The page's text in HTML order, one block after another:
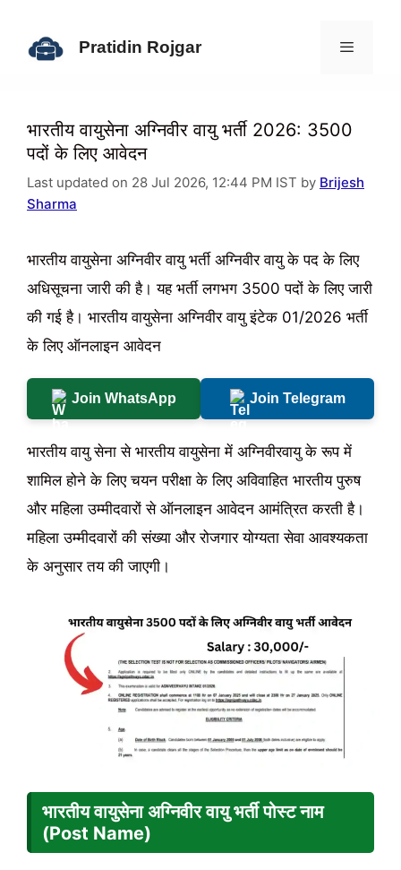
Pratidin Rojgar
भारतीय वायुसेना अग्निवीर वायु भर्ती 2026: 3500
पदों के लिए आवेदन
Last updated on 28 Jul 2026, 12:44 PM IST by Brijesh
Sharma
भारतीय वायुसेना अग्निवीर वायु भर्ती अग्निवीर वायु के पद के लिए
अधिसूचना जारी की है। यह भर्ती लगभग 3500 पदों के लिए जारी
की गई है। भारतीय वायुसेना अग्निवीर वायु इंटेक 01/2026 भर्ती
के लिए ऑनलाइन आवेदन
Join WhatsApp Join Telegram
भारतीय वायु सेना से भारतीय वायुसेना में अग्निवीरवायु के रूप में
शामिल होने के लिए चयन परीक्षा के लिए अविवाहित भारतीय पुरुष
और महिला उम्मीदवारों से ऑनलाइन आवेदन आमंत्रित करती है।
महिला उम्मीदवारों की संख्या और रोजगार योग्यता सेवा आवश्यकता
के अनुसार तय की जाएगी।
भारतीय वायुसेना अग्निवीर वायु भर्ती पोस्ट नाम
(Post Name)